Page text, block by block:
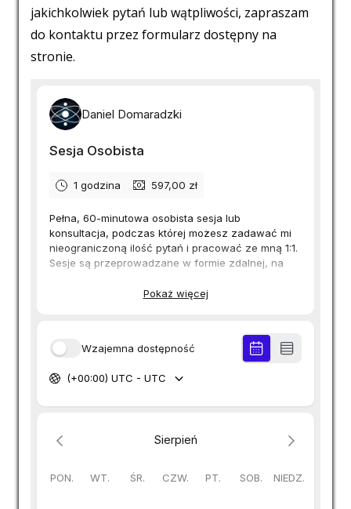
jakichkolwiek pytań lub wątpliwości, zapraszam
do kontaktu przez formularz dostępny na
stronie.